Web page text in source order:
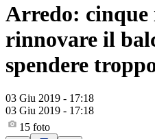
Arredo: cinque
rinnovare il
spendere
03 Giu 2019 - 17:18
03 Giu 2019 - 17:18
15 foto